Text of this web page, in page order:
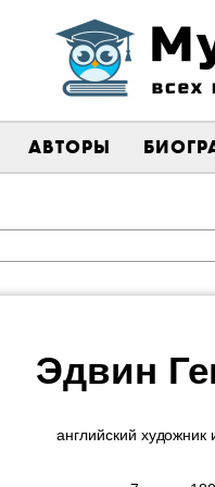
АВТОРЫ
Эдвин
английский художник